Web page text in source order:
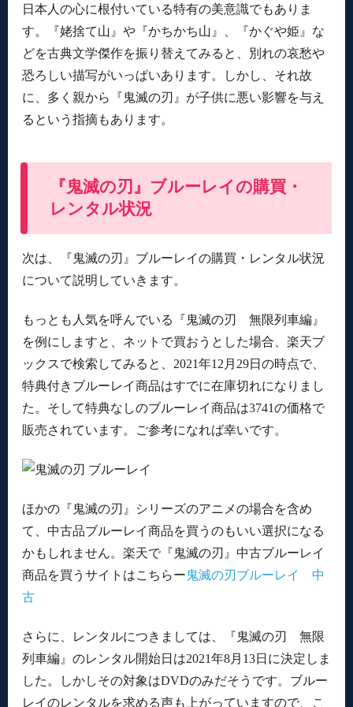
日本人の心に根付いている特有の美意識でもありま
す。『姥捨て山』や『かちかち山』、『かぐや姫』な
どを古典文学傑作を振り替えてみると、別れの哀愁や
恐ろしい描写がいっぱいあります。しかし、それ故
に、多く親から『鬼滅の刃』が子供に悪い影響を与え
るという指摘もあります。
『鬼滅の刃』ブルーレイの購買・
レンタル状況
次は、『鬼滅の刃』ブルーレイの購買・レンタル状況
について説明していきます。
もっとも人気を呼んでいる『鬼滅の刃 無限列車編』
を例にしますと、ネットで買おうとした場合、楽天ブ
ックスで検索してみると、2021年12月29日の時点で、
特典付きブルーレイ商品はすでに在庫切れになりまし
た。そして特典なしのブルーレイ商品は3741の価格で
販売されています。ご参考になれば幸いです。
ほかの『鬼滅の刃』シリーズのアニメの場合を含め
て、中古品ブルーレイ商品を買うのもいい選択になる
かもしれません。楽天で『鬼滅の刃』中古ブルーレイ
商品を買うサイトはこちらー鬼滅の刃ブルーレイ 中
古
さらに、レンタルにつきましては、『鬼滅の刃 無限
列車編』のレンタル開始日は2021年8月13日に決定しま
した。しかしその対象はDVDのみだそうです。ブルー
レイのレンタルを求める声も上がっていますので、こ